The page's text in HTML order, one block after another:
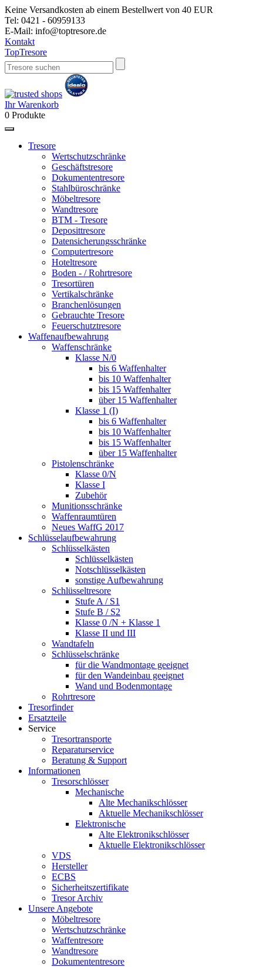
Keine Versandkosten ab einem Bestellwert von 40 EUR
Tel: 0421 - 60959133
E-Mail: info@toptresore.de
Kontakt
TopTresore
Ihr Warenkorb
0 Produkte
Tresore
Wertschutzschränke
Geschäftstresore
Dokumententresore
Stahlbüroschränke
Möbeltresore
Wandtresore
BTM - Tresore
Deposittresore
Datensicherungsschränke
Computertresore
Hoteltresore
Boden - / Rohrtresore
Tresortüren
Vertikalschränke
Branchenlösungen
Gebrauchte Tresore
Feuerschutztresore
Waffenaufbewahrung
Waffenschränke
Klasse N/0
bis 6 Waffenhalter
bis 10 Waffenhalter
bis 15 Waffenhalter
über 15 Waffenhalter
Klasse 1 (I)
bis 6 Waffenhalter
bis 10 Waffenhalter
bis 15 Waffenhalter
über 15 Waffenhalter
Pistolenschränke
Klasse 0/N
Klasse I
Zubehör
Munitionsschränke
Waffenraumtüren
Neues WaffG 2017
Schlüsselaufbewahrung
Schlüsselkästen
Schlüsselkästen
Notschlüsselkästen
sonstige Aufbewahrung
Schlüsseltresore
Stufe A / S1
Stufe B / S2
Klasse 0 /N + Klasse 1
Klasse II und III
Wandtafeln
Schlüsselschränke
für die Wandmontage geeignet
für den Wandeinbau geeignet
Wand und Bodenmontage
Rohrtresore
Tresorfinder
Ersatzteile
Service
Tresortransporte
Reparaturservice
Beratung & Support
Informationen
Tresorschlösser
Mechanische
Alte Mechanikschlösser
Aktuelle Mechanikschlösser
Elektronische
Alte Elektronikschlösser
Aktuelle Elektronikschlösser
VDS
Hersteller
ECBS
Sicherheitszertifikate
Tresor Archiv
Unsere Angebote
Möbeltresore
Wertschutzschränke
Waffentresore
Wandtresore
Dokumententresore